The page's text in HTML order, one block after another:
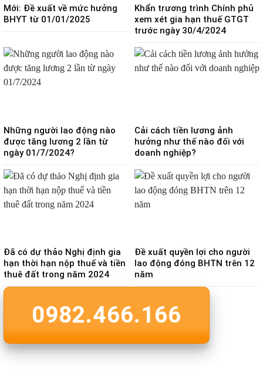
Mới: Đề xuất về mức hưởng
BHYT từ 01/01/2025
Khẩn trương trình Chính phủ
xem xét gia hạn thuế GTGT
trước ngày 30/4/2024
Những người lao động nào
được tăng lương 2 lần từ
ngày 01/7/2024?
Cải cách tiền lương ảnh
hưởng như thế nào đối với
doanh nghiệp?
Đã có dự thảo Nghị định gia
hạn thời hạn nộp thuế và tiền
thuê đất trong năm 2024
Đề xuất quyền lợi cho người
lao động đóng BHTN trên 12
năm
0982.466.166